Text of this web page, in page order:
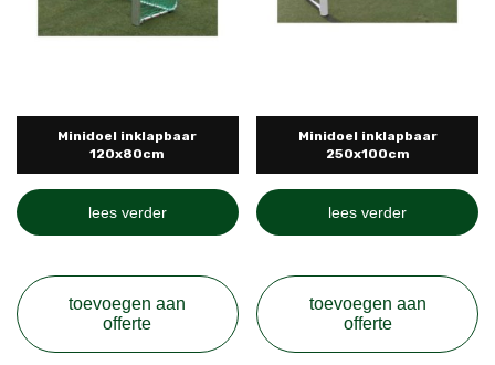
Minidoel inklapbaar
120x80cm
lees verder
toevoegen aan
offerte
Minidoel inklapbaar
250x100cm
lees verder
toevoegen aan
offerte